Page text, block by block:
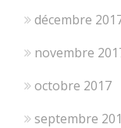
décembre
novembre
octobre 2017
septembre